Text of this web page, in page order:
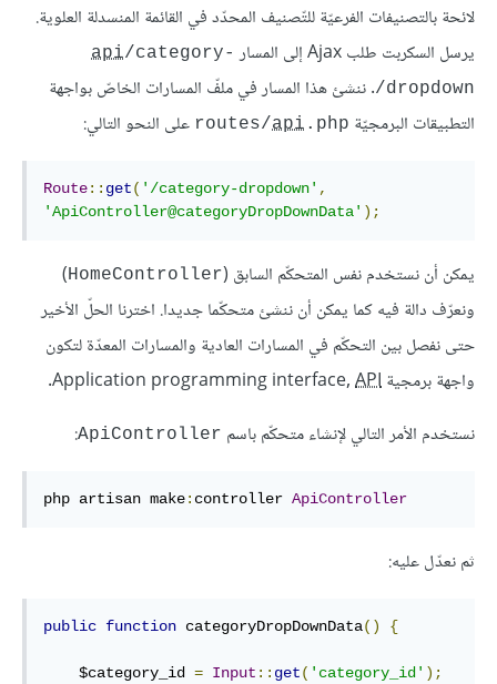
لائحة بالتصنيفات الفرعيّة للتّصنيف المحدّد في القائمة المنسدلة العلوية.
يرسل السكربت طلب Ajax إلى المسار
api/category-
dropdown/
. ننشئ هذا المسار في ملفّ المسارات الخاصّ بواجهة
التطبيقات البرمجيّة
routes/api .php على النحو التالي:
Route:: get( '/category-dropdown' ,
'ApiController@categoryDropDownData' );
يمكن أن نستخدم نفس المتحكّم السابق (HomeController
)
ونعرّف دالة فيه كما يمكن أن ننشئ متحكّما جديدا. اخترنا الحلّ الأخير
حتى نفصل بين التحكّم في المسارات العادية والمسارات المعدّة لتكون
واجهة برمجية Application programming interface,API
.
نستخدم الأمر التالي لإنشاء متحكّم باسم ApiController
:
php artisan make: controller ApiController
ثم نعدّل عليه:
public function categoryDropDownData() {
    $category_id
= Input :: get( 'category_id' );